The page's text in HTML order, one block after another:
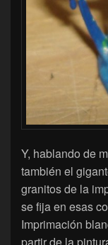
Y, hablando de
también el
granitos de la
se fija en esas
Imprimación
partir de la